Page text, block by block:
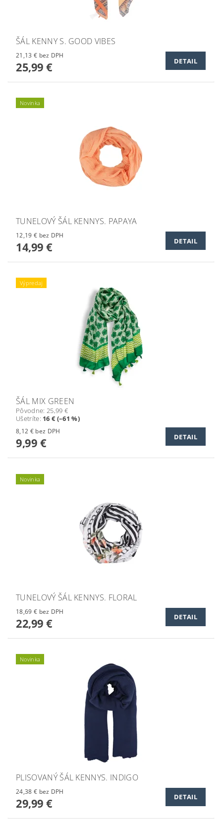
ŠÁL KENNY S. GOOD VIBES
21,13 € bez DPH
25,99 € DETAIL
Novinka
TUNELOVÝ ŠÁL KENNYS. PAPAYA
12,19 € bez DPH
14,99 € DETAIL
Výpredaj
ŠÁL MIX GREEN
Pôvodne: 25,99 €
Ušetríte: 16 € (–61 %)
8,12 € bez DPH
9,99 € DETAIL
Novinka
TUNELOVÝ ŠÁL KENNYS. FLORAL
18,69 € bez DPH
22,99 € DETAIL
Novinka
PLISOVANÝ ŠÁL KENNYS. INDIGO
24,38 € bez DPH
29,99 € DETAIL